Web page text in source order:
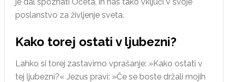
poslanstvo za življenje sveta.
Kako torej ostati v ljubezni?
Lahko si torej zastavimo vprašanje: »Kako ostati v
tej ljubezni?« Jezus pravi: »Če se boste držali mojih